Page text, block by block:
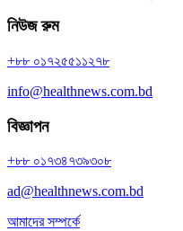
নিউজ রুম
+৮৮ ০১৭২৫৫১১২৭৮
info@healthnews.com.bd
বিজ্ঞাপন
+৮৮ ০১৭৩৪৭৩৯৩০৮
ad@healthnews.com.bd
আমাদের সম্পর্কে